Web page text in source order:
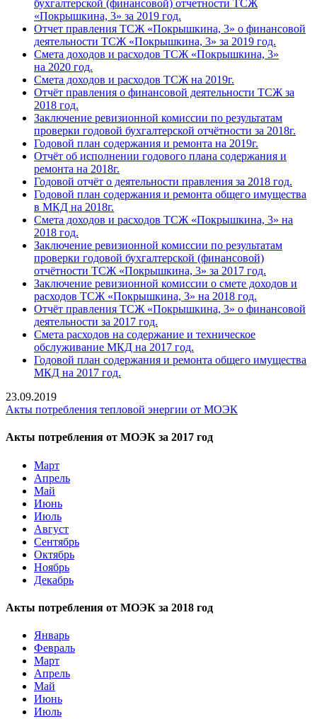
бухгалтерской (финансовой) отчетности ТСЖ
«Покрышкина, 3» за 2019 год.
Отчет правления ТСЖ «Покрышкина, 3» о финансовой
деятельности ТСЖ «Покрышкина, 3» за 2019 год.
Смета доходов и расходов ТСЖ «Покрышкина, 3»
на 2020 год.
Смета доходов и расходов ТСЖ на 2019г.
Отчёт правления о финансовой деятельности ТСЖ за
2018 год.
Заключение ревизионной комиссии по результатам
проверки годовой бухгалтерской отчётности за 2018г.
Годовой план содержания и ремонта на 2019г.
Отчёт об исполнении годового плана содержания и
ремонта на 2018г.
Годовой отчёт о деятельности правления за 2018 год.
Годовой план содержания и ремонта общего имущества
в МКД на 2018г.
Смета доходов и расходов ТСЖ «Покрышкина, 3» на
2018 год.
Заключение ревизионной комиссии по результатам
проверки годовой бухгалтерской (финансовой)
отчётности ТСЖ «Покрышкина, 3» за 2017 год.
Заключение ревизионной комиссии о смете доходов и
расходов ТСЖ «Покрышкина, 3» на 2018 год.
Отчёт правления ТСЖ «Покрышкина, 3» о финансовой
деятельности за 2017 год.
Смета расходов на содержание и техническое
обслуживание МКД на 2017 год.
Годовой план содержания и ремонта общего имущества
МКД на 2017 год.
23.09.2019
Акты потребления тепловой энергии от МОЭК
Акты потребления от МОЭК за 2017 год
Март
Апрель
Май
Июнь
Июль
Август
Сентябрь
Октябрь
Ноябрь
Декабрь
Акты потребления от МОЭК за 2018 год
Январь
Февраль
Март
Апрель
Май
Июнь
Июль